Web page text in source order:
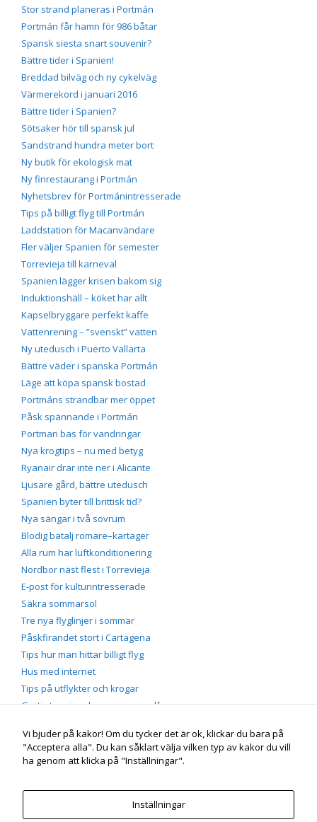
Stor strand planeras i Portmán
Portmán får hamn för 986 båtar
Spansk siesta snart souvenir?
Bättre tider i Spanien!
Breddad bilväg och ny cykelväg
Värmerekord i januari 2016
Bättre tider i Spanien?
Sötsaker hör till spansk jul
Sandstrand hundra meter bort
Ny butik för ekologisk mat
Ny finrestaurang i Portmán
Nyhetsbrev för Portmánintresserade
Tips på billigt flyg till Portmán
Laddstation för Macanvändare
Fler väljer Spanien för semester
Torrevieja till karneval
Spanien lägger krisen bakom sig
Induktionshäll – köket har allt
Kapselbryggare perfekt kaffe
Vattenrening – ”svenskt” vatten
Ny utedusch i Puerto Vallarta
Bättre väder i spanska Portmán
Läge att köpa spansk bostad
Portmáns strandbar mer öppet
Påsk spännande i Portmán
Portman bas för vandringar
Nya krogtips – nu med betyg
Ryanair drar inte ner i Alicante
Ljusare gård, bättre utedusch
Spanien byter till brittisk tid?
Nya sängar i två sovrum
Blodig batalj romare–kartager
Alla rum har luftkonditionering
Nordbor näst flest i Torrevieja
E-post för kulturintresserade
Säkra sommarsol
Tre nya flyglinjer i sommar
Påskfirandet stort i Cartagena
Tips hur man hittar billigt flyg
Hus med internet
Tips på utflykter och krogar
Gratis tennis och massor av golf
Portmán vid MedelhavetGenuin spansk by på Costa
instagram.com/jorgen_bengtson | Agneta och
Vi bjuder på kakor! Om du tycker det är ok, klickar du bara på
"Acceptera alla". Du kan såklart välja vilken typ av kakor du vill
ha genom att klicka på "Inställningar".
Inställningar